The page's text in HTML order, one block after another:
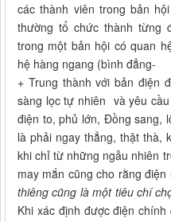
các thành viên trong bản
thường tổ chức thành từng
trong một bản hội có quan
hệ hàng ngang (bình đẳng-
+ Trung thành với bản điện
sàng lọc tự nhiên và yêu
điện to, phủ lớn, Đồng sang,
là phải ngay thẳng, thật thà,
khi chỉ từ những ngẫu nhiên
may mắn cũng cho rằng
thiêng cũng là một tiêu chí
Khi xác định được điện